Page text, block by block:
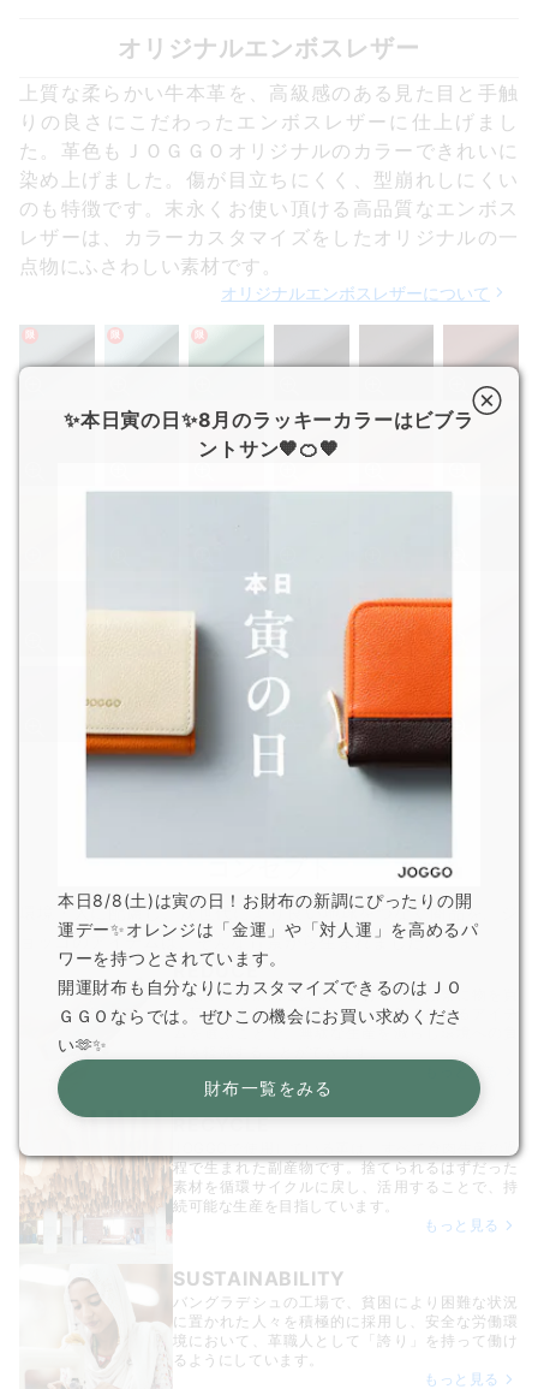
オリジナルエンボスレザー
上質な柔らかい牛本革を、高級感のある見た目と手触
りの良さにこだわったエンボスレザーに仕上げまし
た。革色もＪＯＧＧＯオリジナルのカラーできれいに
染め上げました。傷が目立ちにくく、型崩れしにくい
のも特徴です。末永くお使い頂ける高品質なエンボス
レザーは、カラーカスタマイズをしたオリジナルの一
点物にふさわしい素材です。
オリジナルエンボスレザーについて
限 限 限
コンセプト
環境・人に配慮し、次世代により良い地球をつなぐ商品を。ジ
ョッゴのアイテムは、 そんな背景から生まれました。
REDUCE
革は非常に耐久性の高い素材です。頻繁に物を買
い替えるよりも、愛着を持って長く使えるアイテ
もっと見る
RECYCLE
JOGGOで使用している革は、すべて食肉生産の過
程で生まれた副産物です。捨てられるはずだった
素材を循環サイクルに戻し、活用することで、持
続可能な生産を目指しています。
もっと見る
SUSTAINABILITY
バングラデシュの工場で、貧困により困難な状況
に置かれた人々を積極的に採用し、安全な労働環
境において、革職人として「誇り」を持って働け
るようにしています。
もっと見る
✨本日寅の日✨8月のラッキーカラーはビブラ
ントサン🧡🍊🧡
本日8/8(土)は寅の日！お財布の新調にぴったりの開
運デー✨オレンジは「金運」や「対人運」を高めるパ
ワーを持つとされています。
開運財布も自分なりにカスタマイズできるのはＪＯ
ＧＧＯならでは。ぜひこの機会にお買い求めくださ
い🫶✨
財布一覧をみる